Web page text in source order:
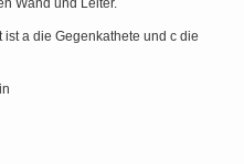
Wand und Leiter.
a die Gegenkathete und c die